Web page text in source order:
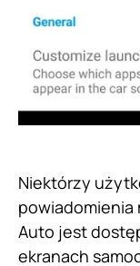
Niektórzy
powiadomienia
Auto jest
ekranach